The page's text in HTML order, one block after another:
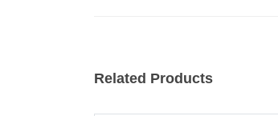
Related Products